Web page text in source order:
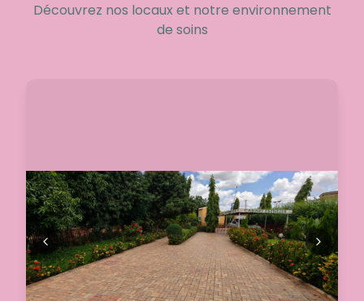
Découvrez nos locaux et notre environnement
de soins